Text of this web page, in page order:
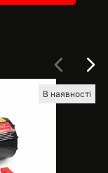
В наявності